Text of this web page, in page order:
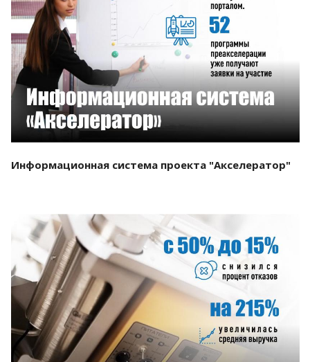
Смотреть проект
Информационная система проекта "Акселератор"
Смотреть проект